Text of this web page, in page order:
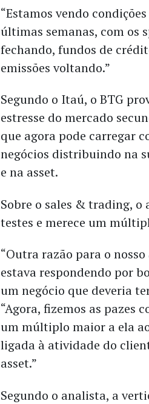
“Estamos vendo
últimas semanas, com os
fechando, fundos de
emissões voltando.”
Segundo o Itaú, o BTG
estresse do mercado
que agora pode carregar
negócios distribuindo na
e na asset.
Sobre o sales & trading, o
testes e merece um
“Outra razão para o nosso
estava respondendo por
um negócio que deveria
“Agora, fizemos as pazes
um múltiplo maior a ela
ligada à atividade do
asset.”
Segundo o analista, a